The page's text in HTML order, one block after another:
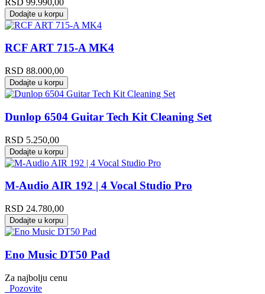
Dodajte u korpu
RCF ART 715-A MK4
RSD 88.000,00
Dodajte u korpu
Dunlop 6504 Guitar Tech Kit Cleaning Set
RSD 5.250,00
Dodajte u korpu
M-Audio AIR 192 | 4 Vocal Studio Pro
RSD 24.780,00
Dodajte u korpu
Eno Music DT50 Pad
Za najbolju cenu
Pozovite